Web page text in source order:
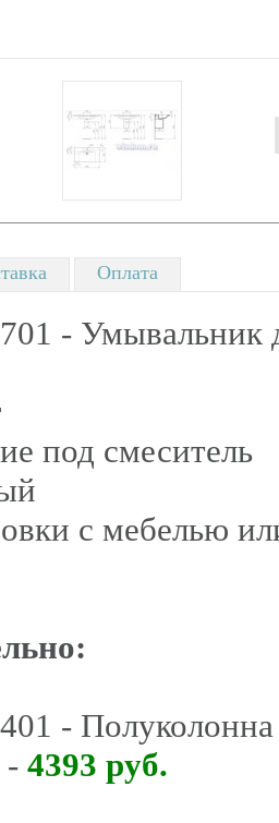
Оплата
- Умывальник
под смеситель
с мебелью
-
- 4393 руб.